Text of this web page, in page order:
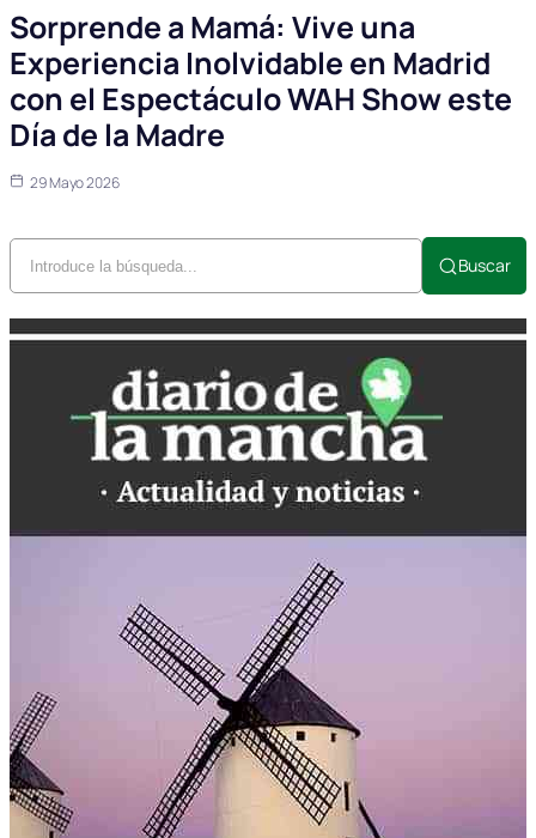
Sorprende a Mamá: Vive una
Experiencia Inolvidable en Madrid
con el Espectáculo WAH Show este
Día de la Madre
29 Mayo 2026
Buscar